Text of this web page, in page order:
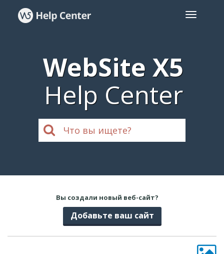
WebSite X5
Help Center
Вы создали новый веб-сайт?
Добавьте ваш сайт